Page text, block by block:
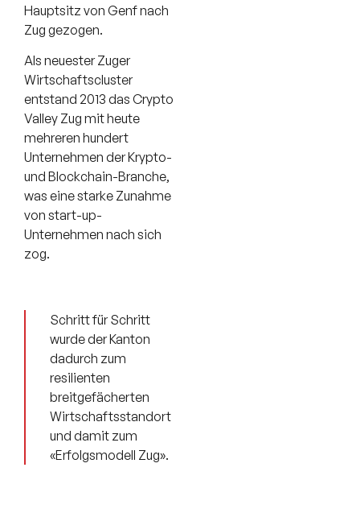
Hauptsitz von Genf nach
Zug gezogen.
Als neuester Zuger
Wirtschaftscluster
entstand 2013 das Crypto
Valley Zug mit heute
mehreren hundert
Unternehmen der Krypto-
und Blockchain-Branche,
was eine starke Zunahme
von start-up-
Unternehmen nach sich
zog.
Schritt für Schritt
wurde der Kanton
dadurch zum
resilienten
breitgefächerten
Wirtschaftsstandort
und damit zum
«Erfolgsmodell Zug».